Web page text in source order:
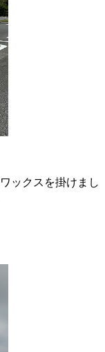
ックスを掛けまし